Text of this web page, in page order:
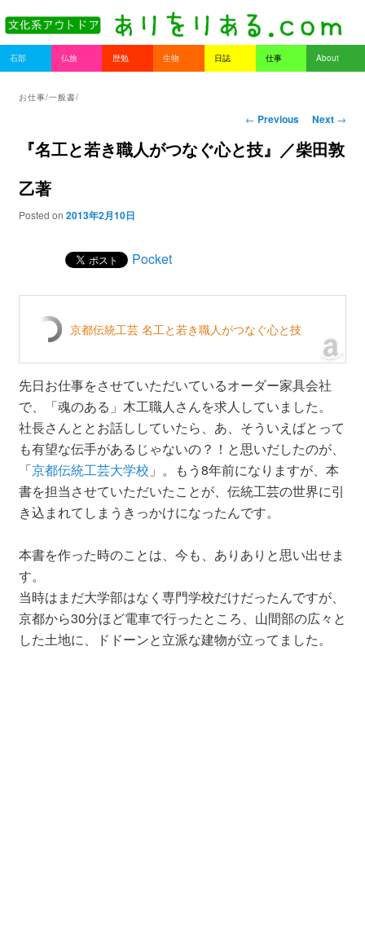
Main menu
Skip to primary content
Skip to secondary content
石部 仏旅 歴勉 生物 日誌 仕事 About
お仕事/一般書/
Post navigation
← Previous Next →
『名工と若き職人がつなぐ心と技』／柴田敦
乙著
Posted on 2013年2月10日
Pocket
京都伝統工芸 名工と若き職人がつなぐ心と技
先日お仕事をさせていただいているオーダー家具会社
で、「魂のある」木工職人さんを求人していました。
社長さんととお話ししていたら、あ、そういえばとって
も有望な伝手があるじゃないの？！と思いだしたのが、
「京都伝統工芸大学校 」。もう8年前になりますが、本
書を担当させていただいたことが、伝統工芸の世界に引
き込まれてしまうきっかけになったんです。
本書を作った時のことは、今も、ありありと思い出せま
す。
当時はまだ大学部はなく専門学校だけだったんですが、
京都から30分ほど電車で行ったところ、山間部の広々と
した土地に、ドドーンと立派な建物が立ってました。